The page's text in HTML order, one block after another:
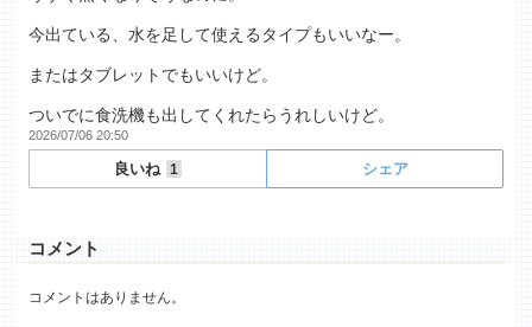
今出ている、水を足して使えるタイプもいいなー。
またはタブレットでもいいけど。
ついでに食洗機も出してくれたらうれしいけど。
2026/07/06 20:50
良いね 1 シェア
コメント
コメントはありません。